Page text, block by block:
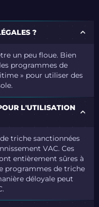
?
un peu floue. Bien
programmes de
» pour utiliser des
L'UTILISATION
triche sanctionnées
VAC. Ces
entièrement sûres à
programmes de triche
déloyale peut